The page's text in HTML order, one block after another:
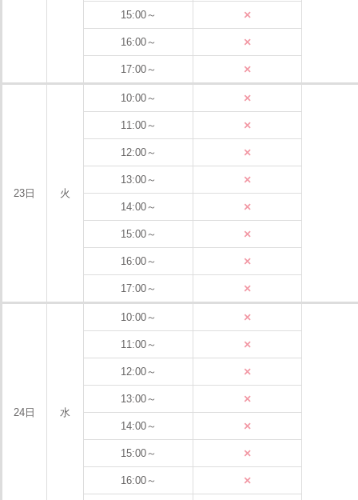
15:00～ ×
16:00～ ×
17:00～ ×
23日 火
10:00～ ×
11:00～ ×
12:00～ ×
13:00～ ×
14:00～ ×
15:00～ ×
16:00～ ×
17:00～ ×
24日 水
10:00～ ×
11:00～ ×
12:00～ ×
13:00～ ×
14:00～ ×
15:00～ ×
16:00～ ×